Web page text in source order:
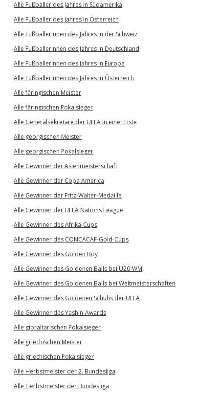
Alle Fußballer des Jahres in Südamerika
Alle Fußballer des Jahres in Österreich
Alle Fußballerinnen des Jahres in der Schweiz
Alle Fußballerinnen des Jahres in Deutschland
Alle Fußballerinnen des Jahres in Europa
Alle Fußballerinnen des Jahres in Österreich
Alle färingischen Meister
Alle färingischen Pokalsieger
Alle Generalsekretäre der UEFA in einer Liste
Alle georgischen Meister
Alle georgischen Pokalsieger
Alle Gewinner der Asienmeisterschaft
Alle Gewinner der Copa America
Alle Gewinner der Fritz-Walter-Medaille
Alle Gewinner der UEFA Nations League
Alle Gewinner des Afrika-Cups
Alle Gewinner des CONCACAF-Gold-Cups
Alle Gewinner des Golden Boy
Alle Gewinner des Goldenen Balls bei U20-WM
Alle Gewinner des Goldenen Balls bei Weltmeisterschaften
Alle Gewinner des Goldenen Schuhs der UEFA
Alle Gewinner des Yashin-Awards
Alle gibraltarischen Pokalsieger
Alle griechischen Meister
Alle griechischen Pokalsieger
Alle Herbstmeister der 2. Bundesliga
Alle Herbstmeister der Bundesliga